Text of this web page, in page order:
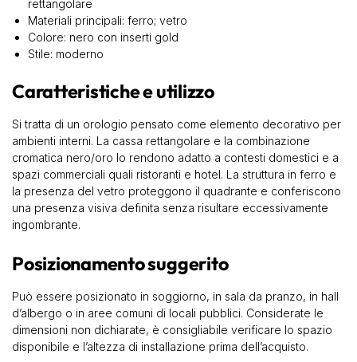
rettangolare
Materiali principali: ferro; vetro
Colore: nero con inserti gold
Stile: moderno
Caratteristiche e utilizzo
Si tratta di un orologio pensato come elemento decorativo per
ambienti interni. La cassa rettangolare e la combinazione
cromatica nero/oro lo rendono adatto a contesti domestici e a
spazi commerciali quali ristoranti e hotel. La struttura in ferro e
la presenza del vetro proteggono il quadrante e conferiscono
una presenza visiva definita senza risultare eccessivamente
ingombrante.
Posizionamento suggerito
Può essere posizionato in soggiorno, in sala da pranzo, in hall
d’albergo o in aree comuni di locali pubblici. Considerate le
dimensioni non dichiarate, è consigliabile verificare lo spazio
disponibile e l’altezza di installazione prima dell’acquisto.